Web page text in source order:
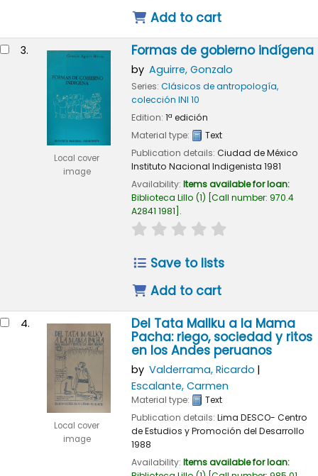
Add to cart
3.
Local cover
image
Formas de gobierno indígena
by Aguirre, Gonzalo
Series: Clásicos de antropología,
colección INI 10
Edition: 1ª edición
Material type:
Text
Publication details: Ciudad de México
Instituto Nacional Indigenista 1981
Availability: Items available for loan:
Biblioteca Lillo (1) Call number: 970.4
A2841 1981 .
star rating
Save to lists
Add to cart
4.
Local cover
image
Del Tata Mallku a la Mama
Pacha: riego, sociedad y ritos
en los Andes peruanos
by Valderrama, Ricardo
Escalante, Carmen
Material type:
Text
Publication details: Lima DESCO- Centro
de Estudios y Promoción del Desarrollo
1988
Availability: Items available for loan: